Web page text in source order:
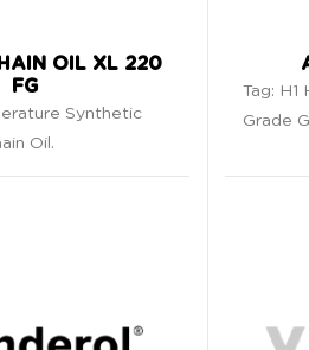
OIL XL 220
FG
Synthetic
Oil .
Tag: H1
Grade